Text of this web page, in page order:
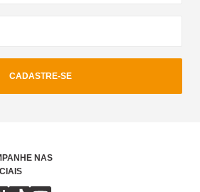
CADASTRE-SE
NAS